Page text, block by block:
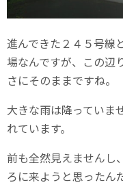
進んできた２４５号線
場なんですが、この辺
さにそのままですね。
大きな雨は降っていま
れています。
前も全然見えませんし
ろに来ようと思ったん